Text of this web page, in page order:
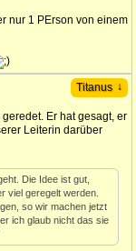
nur 1 PErson von einem
Titanus ↓
Er hat gesagt, er
Leiterin darüber
Die Idee ist gut,
viel geregelt werden.
so wir machen jetzt
ich glaub nicht das sie